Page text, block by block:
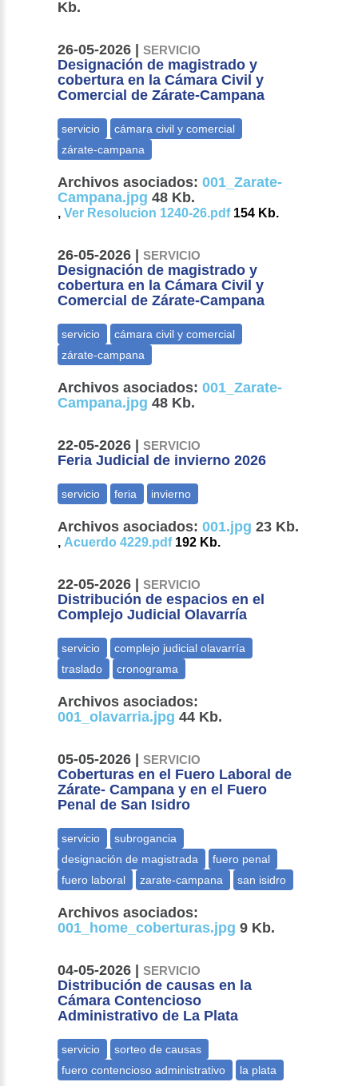
Kb.
26-05-2026 |SERVICIO
Designación de magistrado y
cobertura en la Cámara Civil y
Comercial de Zárate-Campana
Archivos asociados: 001_Zarate-
Campana.jpg 48 Kb.
,Ver Resolucion 1240-26.pdf154 Kb.
26-05-2026 |SERVICIO
Designación de magistrado y
cobertura en la Cámara Civil y
Comercial de Zárate-Campana
Archivos asociados: 001_Zarate-
Campana.jpg 48 Kb.
22-05-2026 |SERVICIO
Feria Judicial de invierno 2026
Archivos asociados: 001.jpg 23 Kb.
, Acuerdo 4229.pdf192 Kb.
22-05-2026 |SERVICIO
Distribución de espacios en el
Complejo Judicial Olavarría
Archivos asociados:
001_olavarria.jpg 44 Kb.
05-05-2026 |SERVICIO
Coberturas en el Fuero Laboral de
Zárate- Campana y en el Fuero
Penal de San Isidro
Archivos asociados:
001_home_coberturas.jpg 9 Kb.
04-05-2026 |SERVICIO
Distribución de causas en la
Cámara Contencioso
Administrativo de La Plata